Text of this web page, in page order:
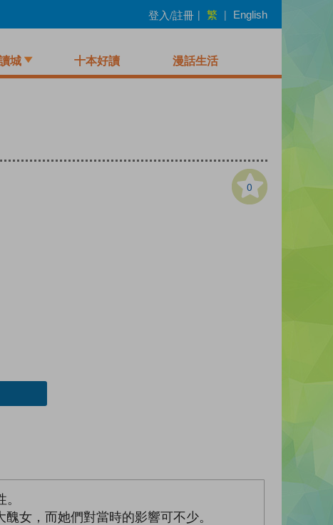
登入/註冊 | 繁 | English
城 十本好讀 漫話生活
0
女，而她們對當時的影響可不少。